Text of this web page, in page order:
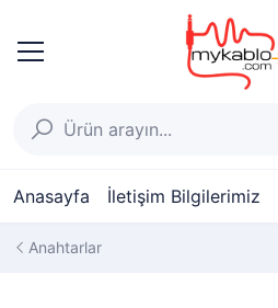
Anasayfa İletişim Bilgilerimiz
Anahtarlar